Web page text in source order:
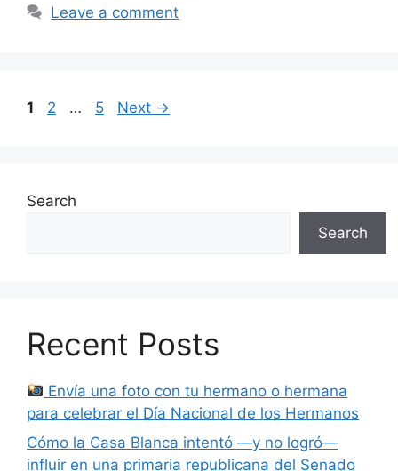
Leave a comment
Page
1 Page
2 … Page
5 Next →
Search
Search
Recent Posts
Envía una foto con tu hermano o hermana
para celebrar el Día Nacional de los Hermanos
Cómo la Casa Blanca intentó —y no logró—
influir en una primaria republicana del Senado